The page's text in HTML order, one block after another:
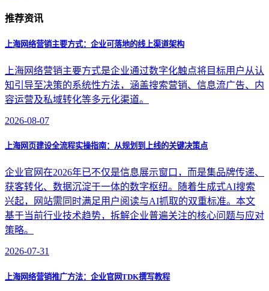
推荐资讯
上海网络营销主要方式：企业可落地的线上渠道架构
上海网络营销主要方式是企业通过数字化触点将目标用户从认
知引导至决策的系统性方法，涵盖搜索营销、信息流广告、内
容运营及私域转化等多元化渠道。
2026-08-07
上海网页建设全流程实操指南：从规划到上线的关键决策点
企业官网在2026年已不仅是信息展示窗口，而是集品牌传递、
获客转化、数据沉淀于一体的数字枢纽。随着生成式AI搜索
兴起，网站需同时满足用户阅读与AI抓取的双重标准。本文
基于当前行业技术趋势，拆解企业普遍关注的核心问题与应对
策略。
2026-07-31
上海网络营销推广方法：企业官网TDK撰写教程